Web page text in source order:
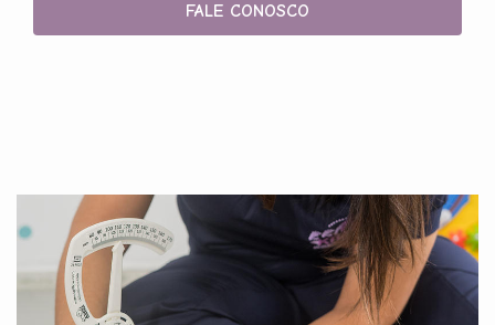
FALE CONOSCO